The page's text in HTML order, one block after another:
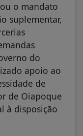
o mandato
suplementar,
do
apoio ao
de
de Oiapoque
à disposição